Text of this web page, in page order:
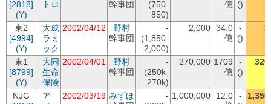
[2818]
(Y)
トロ 幹事団
(750-
850)
億 ()
東2
[4994]
(Y)
大成
ラミ
ック
2002/04/12
野村
幹事団
-
(1,850-
2,000)
2,000 34.0
億
-
()
東1
[8799]
(Y)
大同
生命
保険
2002/04/01
野村
幹事団
-
(250k-
270k)
270,000 1709
億
-
()
NJG
ア
2002/03/19 みずほ
- 1,000,000
12.0
-